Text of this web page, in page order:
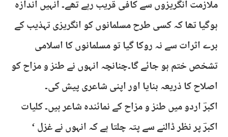
ملازمت انگریزوں سے کافی قریب رہے تھے۔ انہیں اندازہ
ہوگیا تھا کہ کسی طرح مسلمانوں کو انگریزی تہذیب کے
برے اثرات سے نہ روکا گیا تو مسلمانوں کا اسلامی
تشخص ختم ہو جائے گا۔چنانچہ انہوں نے طنز و مزاح کو
اصلاح کا ذریعہ بنایا اور اپنی شاعری پیش کی۔
اکبرؔ اردو میں طنز و مزاح کے نمائندہ شاعر ہیں۔ کلیات
اکبرؔ پر نظر ڈالنے سے پتہ چلتا ہے کہ انہوں نے غزل ‘